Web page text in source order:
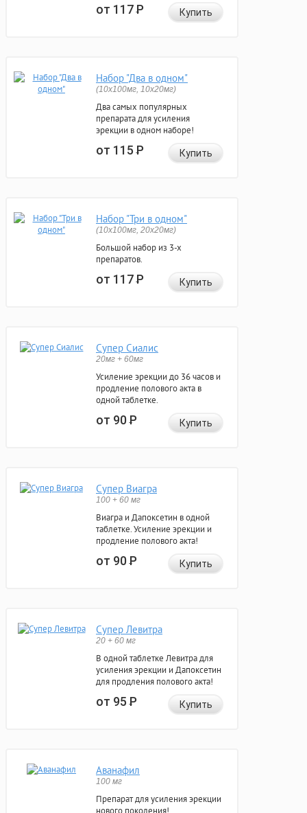
от 117Р Купить
Набор "Два в одном"
(10x100мг, 10x20мг)
Два самых популярных
препарата для усиления
эрекции в одном наборе!
от 115Р Купить
Набор "Три в одном"
(10x100мг, 20x20мг)
Большой набор из 3-х
препаратов.
от 117Р Купить
Супер Сиалис
20мг + 60мг
Усиление эрекции до 36 часов и
продление полового акта в
одной таблетке.
от 90Р Купить
Супер Виагра
100 + 60 мг
Виагра и Дапоксетин в одной
таблетке. Усиление эрекции и
продление полового акта!
от 90Р Купить
Супер Левитра
20 + 60 мг
В одной таблетке Левитра для
усиления эрекции и Дапоксетин
для продления полового акта!
от 95Р Купить
Аванафил
100 мг
Препарат для усиления эрекции